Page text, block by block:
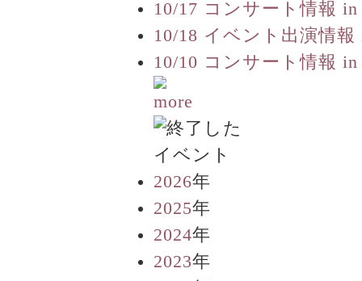
10/17 コンサート情報
10/18 イベント出演情報
10/10 コンサート情報
2026年
2025年
2024年
2023年